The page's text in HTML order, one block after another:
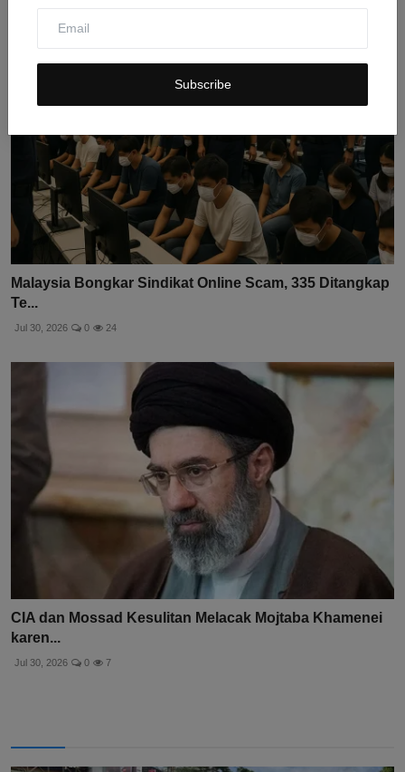
Subscribe
Malaysia Bongkar Sindikat Online Scam, 335 Ditangkap
Te...
Jul 30, 2026 0 24
CIA dan Mossad Kesulitan Melacak Mojtaba Khamenei
karen...
Jul 30, 2026 0 7